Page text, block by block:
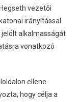
vezetői
irányítással
alkalmasságát
vonatkozó
ellene
hogy célja a